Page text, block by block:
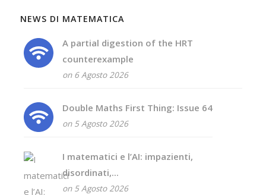
NEWS DI MATEMATICA
A partial digestion of the HRT
counterexample
on 6 Agosto 2026
Double Maths First Thing: Issue 64
on 5 Agosto 2026
I matematici e l’AI: impazienti,
disordinati,...
on 5 Agosto 2026